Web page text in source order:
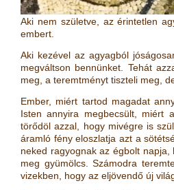
Aki nem születve, az érintetlen
embert.
Aki kezével az agyagból
megváltson bennünket. Tehát
meg, a teremtményt tiszteli meg,
Ember, miért tartod magadat
Isten annyira megbecsült, miért
törődöl azzal, hogy mivégre is
áramló fény eloszlatja azt a
neked ragyognak az égbolt
meg gyümölcs. Számodra
vizekben, hogy az eljövendő új